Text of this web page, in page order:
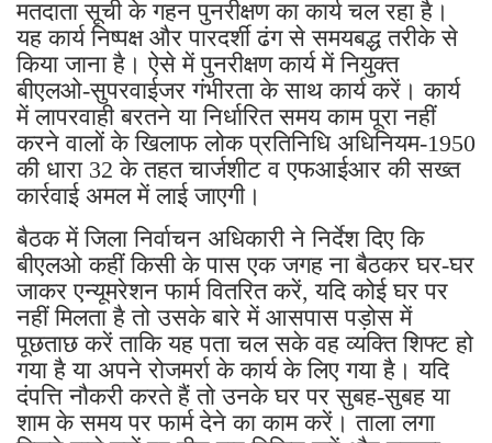
मतदाता सूची के गहन पुनरीक्षण का कार्य चल रहा है।
यह कार्य निष्पक्ष और पारदर्शी ढंग से समयबद्ध तरीके से
किया जाना है। ऐसे में पुनरीक्षण कार्य में नियुक्त
बीएलओ-सुपरवाईजर गंभीरता के साथ कार्य करें। कार्य
में लापरवाही बरतने या निर्धारित समय काम पूरा नहीं
करने वालों के खिलाफ लोक प्रतिनिधि अधिनियम-1950
की धारा 32 के तहत चार्जशीट व एफआईआर की सख्त
कार्रवाई अमल में लाई जाएगी।
बैठक में जिला निर्वाचन अधिकारी ने निर्देश दिए कि
बीएलओ कहीं किसी के पास एक जगह ना बैठकर घर-घर
जाकर एन्यूमरेशन फार्म वितरित करें, यदि कोई घर पर
नहीं मिलता है तो उसके बारे में आसपास पड़ोस में
पूछताछ करें ताकि यह पता चल सके वह व्यक्ति शिफ्ट हो
गया है या अपने रोजमर्रा के कार्य के लिए गया है। यदि
दंपत्ति नौकरी करते हैं तो उनके घर पर सुबह-सुबह या
शाम के समय पर फार्म देने का काम करें। ताला लगा